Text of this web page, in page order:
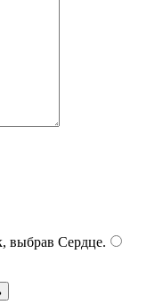
выбрав Сердце.